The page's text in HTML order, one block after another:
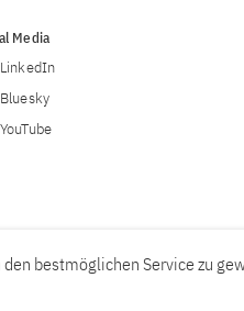
Media
LinkedIn
Bluesky
YouTube
bestmöglichen Service zu